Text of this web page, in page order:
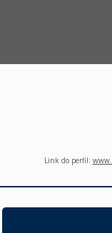
Link do perfil: